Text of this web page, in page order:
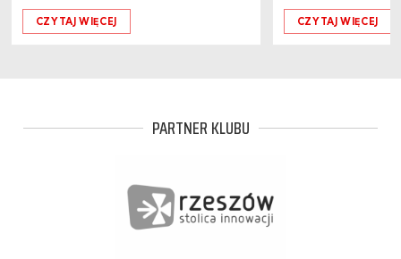
CZYTAJ WIĘCEJ CZYTAJ WIĘCEJ
PARTNER KLUBU